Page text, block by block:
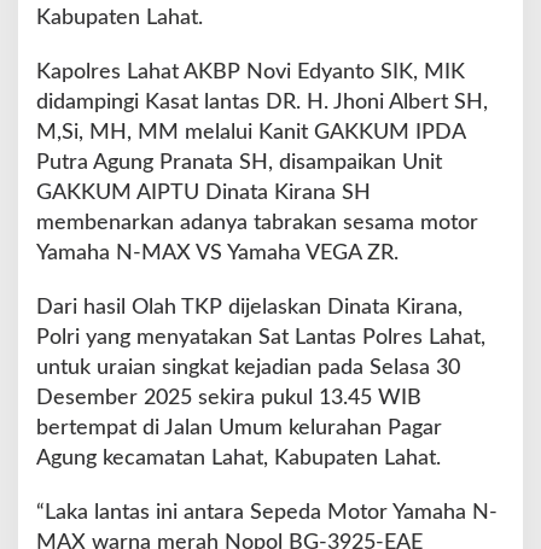
Kabupaten Lahat.
Kapolres Lahat AKBP Novi Edyanto SIK, MIK
didampingi Kasat lantas DR. H. Jhoni Albert SH,
M,Si, MH, MM melalui Kanit GAKKUM IPDA
Putra Agung Pranata SH, disampaikan Unit
GAKKUM AIPTU Dinata Kirana SH
membenarkan adanya tabrakan sesama motor
Yamaha N-MAX VS Yamaha VEGA ZR.
Dari hasil Olah TKP dijelaskan Dinata Kirana,
Polri yang menyatakan Sat Lantas Polres Lahat,
untuk uraian singkat kejadian pada Selasa 30
Desember 2025 sekira pukul 13.45 WIB
bertempat di Jalan Umum kelurahan Pagar
Agung kecamatan Lahat, Kabupaten Lahat.
“Laka lantas ini antara Sepeda Motor Yamaha N-
MAX warna merah Nopol BG-3925-EAE